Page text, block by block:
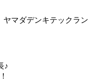
ヤマダデンキテックラン
♪